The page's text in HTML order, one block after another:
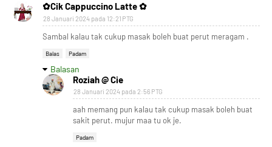
✿Cik Cappuccino Latte ✿
28 Januari 2024 pada 12:21 PTG
Sambal kalau tak cukup masak boleh buat perut meragam .
Balas Padam
Balasan
Roziah @ Cie
28 Januari 2024 pada 2:56 PTG
aah memang pun kalau tak cukup masak boleh buat
sakit perut. mujur maa tu ok je.
Padam